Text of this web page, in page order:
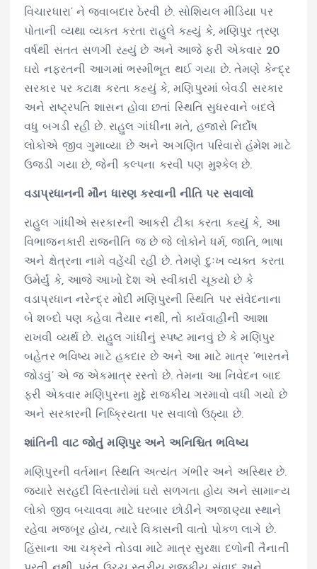
વિચારધારા’ ને જવાબદાર ઠેરવી છે. સોશિયલ મીડિયા પર
પોતાની વ્યથા વ્યક્ત કરતા રાહુલે કહ્યું કે, મણિપુર ત્રણ
વર્ષથી સતત સળગી રહ્યું છે અને આજે ફરી એકવાર 20
ઘરો નફરતની આગમાં ભસ્મીભૂત થઈ ગયા છે. તેમણે કેન્દ્ર
સરકાર પર કટાક્ષ કરતા કહ્યું કે, મણિપુરમાં બેવડી સરકાર
અને રાષ્ટ્રપતિ શાસન હોવા છતાં સ્થિતિ સુધરવાને બદલે
વધુ બગડી રહી છે. રાહુલ ગાંધીના મતે, હજારો નિર્દોષ
લોકોએ જીવ ગુમાવ્યા છે અને અગણિત પરિવારો હંમેશ માટે
ઉજડી ગયા છે, જેની કલ્પના કરવી પણ મુશ્કેલ છે.
વડાપ્રધાનની મૌન ધારણ કરવાની નીતિ પર સવાલો
રાહુલ ગાંધીએ સરકારની આકરી ટીકા કરતા કહ્યું કે, આ
વિભાજનકારી રાજનીતિ જ છે જે લોકોને ધર્મ, જાતિ, ભાષા
અને ક્ષેત્રના નામે વહેંચી રહી છે. તેમણે દુઃખ વ્યક્ત કરતા
ઉમેર્યું કે, આજે આખો દેશ એ સ્વીકારી ચૂક્યો છે કે
વડાપ્રધાન નરેન્દ્ર મોદી મણિપુરની સ્થિતિ પર સંવેદનાના
બે શબ્દો પણ કહેવા તૈયાર નથી, તો કાર્યવાહીની આશા
રાખવી વ્યર્થ છે. રાહુલ ગાંધીનું સ્પષ્ટ માનવું છે કે મણિપુર
બહેતર ભવિષ્ય માટે હકદાર છે અને આ માટે માત્ર ‘ભારતને
જોડવું’ એ જ એકમાત્ર રસ્તો છે. તેમના આ નિવેદન બાદ
ફરી એકવાર મણિપુરના મુદ્દે રાજકીય ગરમાવો વધી ગયો છે
અને સરકારની નિષ્ક્રિયતા પર સવાલો ઉઠ્યા છે.
શાંતિની વાટ જોતું મણિપુર અને અનિશ્ચિત ભવિષ્ય
મણિપુરની વર્તમાન સ્થિતિ અત્યંત ગંભીર અને અસ્થિર છે.
જ્યારે સરહદી વિસ્તારોમાં ઘરો સળગતા હોય અને સામાન્ય
લોકો જીવ બચાવવા માટે ઘરબાર છોડીને અજાણ્યા સ્થાને
રહેવા મજબૂર હોય, ત્યારે વિકાસની વાતો પોકળ લાગે છે.
હિંસાના આ ચક્રને તોડવા માટે માત્ર સુરક્ષા દળોની તૈનાતી